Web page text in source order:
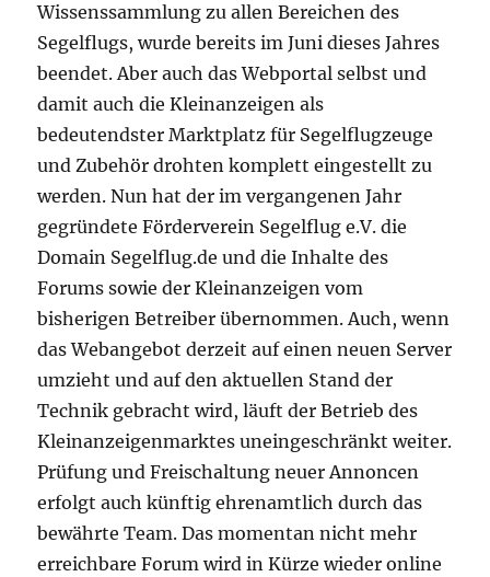
Wissenssammlung zu allen Bereichen des
Segelflugs, wurde bereits im Juni dieses Jahres
beendet. Aber auch das Webportal selbst und
damit auch die Kleinanzeigen als
bedeutendster Marktplatz für Segelflugzeuge
und Zubehör drohten komplett eingestellt zu
werden. Nun hat der im vergangenen Jahr
gegründete Förderverein Segelflug e.V. die
Domain Segelflug.de und die Inhalte des
Forums sowie der Kleinanzeigen vom
bisherigen Betreiber übernommen. Auch, wenn
das Webangebot derzeit auf einen neuen Server
umzieht und auf den aktuellen Stand der
Technik gebracht wird, läuft der Betrieb des
Kleinanzeigenmarktes uneingeschränkt weiter.
Prüfung und Freischaltung neuer Annoncen
erfolgt auch künftig ehrenamtlich durch das
bewährte Team. Das momentan nicht mehr
erreichbare Forum wird in Kürze wieder online